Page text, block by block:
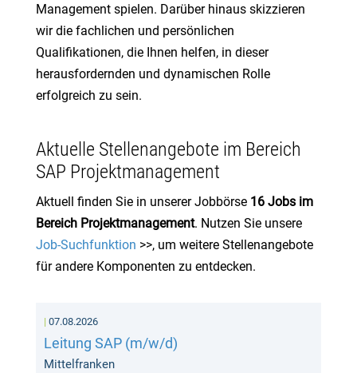
Management spielen. Darüber hinaus skizzieren
wir die fachlichen und persönlichen
Qualifikationen, die Ihnen helfen, in dieser
herausfordernden und dynamischen Rolle
erfolgreich zu sein.
Aktuelle Stellenangebote im Bereich
SAP Projektmanagement
Aktuell finden Sie in unserer Jobbörse 16 Jobs im
Bereich Projektmanagement. Nutzen Sie unsere
Job-Suchfunktion >>, um weitere Stellenangebote
für andere Komponenten zu entdecken.
07.08.2026
Leitung SAP (m/w/d)
Mittelfranken